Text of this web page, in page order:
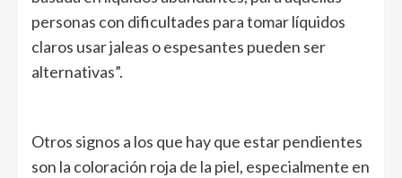
personas con dificultades para tomar líquidos
claros usar jaleas o espesantes pueden ser
alternativas”.
Otros signos a los que hay que estar pendientes
son la coloración roja de la piel, especialmente en